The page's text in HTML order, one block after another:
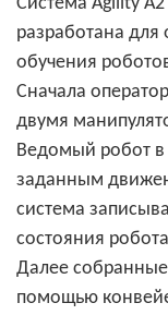
разработана
обучения
Сначала
двумя
Ведомый робот в
заданным
система
состояния
Далее
помощью